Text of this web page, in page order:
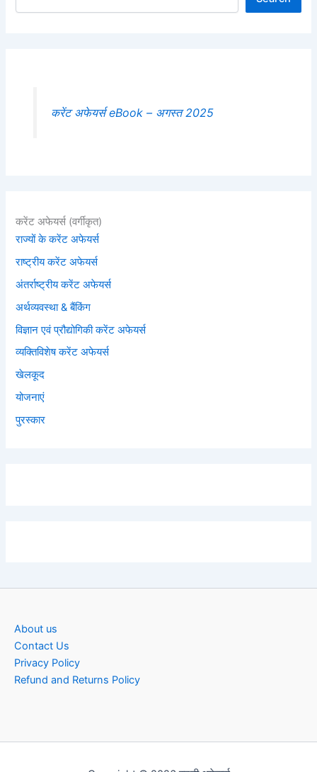
करेंट अफेयर्स eBook – अगस्त 2025
करेंट अफेयर्स (वर्गीकृत)
राज्यों के करेंट अफेयर्स
राष्ट्रीय करेंट अफेयर्स
अंतर्राष्ट्रीय करेंट अफेयर्स
अर्थव्यवस्था & बैंकिंग
विज्ञान एवं प्रौद्योगिकी करेंट अफेयर्स
व्यक्तिविशेष करेंट अफेयर्स
खेलकूद
योजनाएं
पुरस्कार
About us
Contact Us
Privacy Policy
Refund and Returns Policy